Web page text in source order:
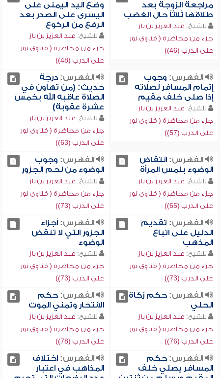
مراجعة الزوجة بعد
طلاقها ثلاثاً حال الغضب
للشيخ: عبد العزيز بن باز
جزء من محاضرة ( فتاوى نور
على الدرب (46))
وضع اليد اليمنى على
اليسرى على الصدر بعد
الرفع من الركوع
للشيخ: عبد العزيز بن باز
جزء من محاضرة ( فتاوى نور
على الدرب (48))
الفهرس: وجوب
إتمام المسافر لصلاته
إذا صلى خلف مقيم
للشيخ: عبد العزيز بن باز
جزء من محاضرة ( فتاوى نور
على الدرب (57))
الفهرس:درجة
حديث: (من تهاون في
الصلاة عاقبه الله بخمس
عشرة عقوبة)
للشيخ: عبد العزيز بن باز
جزء من محاضرة ( فتاوى نور
على الدرب (63))
الفهرس:انتقاض
الوضوء بلمس المرأة
للشيخ: عبد العزيز بن باز
جزء من محاضرة ( فتاوى نور
على الدرب (65))
الفهرس: وجوب
الوضوء من لحم الجزور
للشيخ: عبد العزيز بن باز
جزء من محاضرة ( فتاوى نور
على الدرب (73))
الفهرس: تقديم
الدليل على اتباع
المذهب
للشيخ: عبد العزيز بن باز
جزء من محاضرة ( فتاوى نور
على الدرب (73))
الفهرس:أجزاء
الجزور التي لا تنقض
الوضوء
للشيخ: عبد العزيز بن باز
جزء من محاضرة ( فتاوى نور
على الدرب (73))
الفهرس:حكم زكاة
الحلي
للشيخ: عبد العزيز بن باز
جزء من محاضرة ( فتاوى نور
على الدرب (76))
الفهرس:حكم
الانتحار وتمني الموت
للشيخ: عبد العزيز بن باز
جزء من محاضرة ( فتاوى نور
على الدرب (78))
الفهرس:حكم
المسافر يصلي خلف
الفهرس:اختلاف
المذاهب في اعتبار